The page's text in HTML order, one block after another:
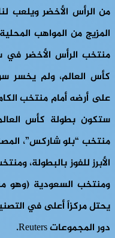
من الرأس الأخضر ويلعب
المزيج من المواهب
منتخب الرأس الأخضر في
كأس العالم، ولم يخسر
على أرضه أمام منتخب
ستكون بطولة كأس
الأبرز للفوز بالبطولة،
ومنتخب السعودية (وهو
دور المجموعات Reuters.